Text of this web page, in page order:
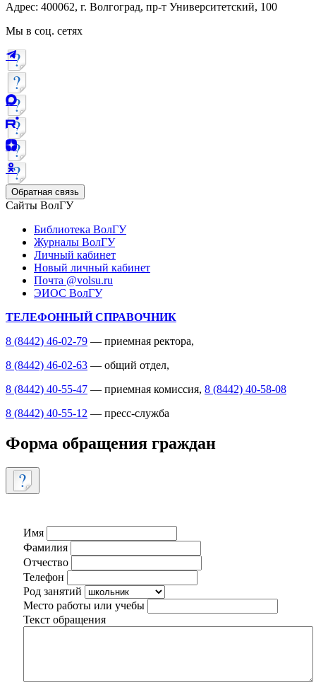
Адрес: 400062, г. Волгоград, пр-т Университетский, 100
Мы в соц. сетях
Обратная связь
Сайты ВолГУ
Библиотека ВолГУ
Журналы ВолГУ
Личный кабинет
Новый личный кабинет
Почта @volsu.ru
ЭИОС ВолГУ
ТЕЛЕФОННЫЙ СПРАВОЧНИК
8 (8442) 46-02-79 — приемная ректора,
8 (8442) 46-02-63 — общий отдел,
8 (8442) 40-55-47 — приемная комиссия, 8 (8442) 40-58-08
8 (8442) 40-55-12 — пресс-служба
Форма обращения граждан
Имя
Фамилия
Отчество
Телефон
Род занятий
Место работы или учебы
Текст обращения